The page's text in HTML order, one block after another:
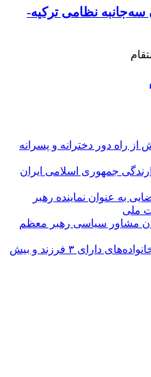
سه‌جانبه نظامی ترکیه-
راه دور دخترانه و پسرانه
جمهوری اسلامی ایران
به عنوان نماینده رهبر
ملی
مشاور سیاسی رهبر معظم